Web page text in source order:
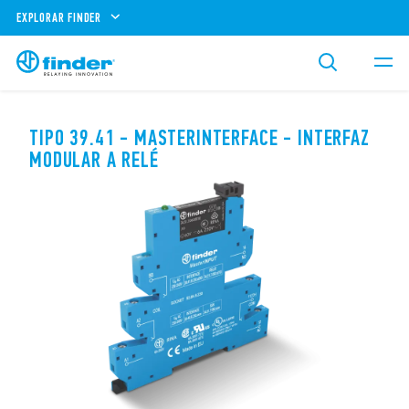
EXPLORAR FINDER
TIPO 39.41 - MASTERINTERFACE - INTERFAZ
MODULAR A RELÉ